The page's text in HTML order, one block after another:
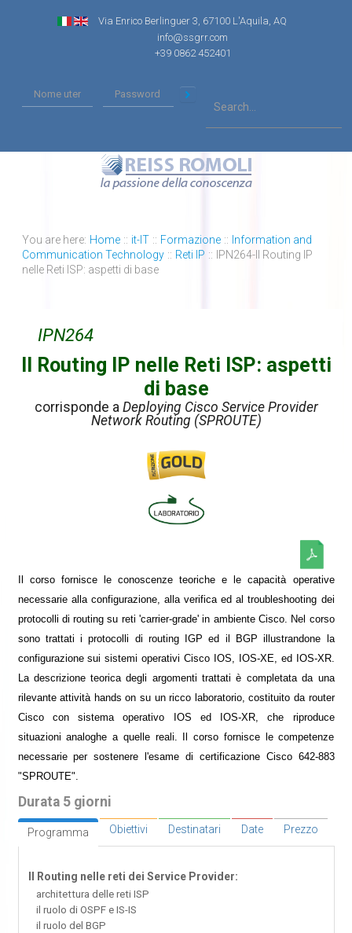
Via Enrico Berlinguer 3, 67100 L'Aquila, AQ
info@ssgrr.com
+39 0862 452401
You are here: Home :: it-IT :: Formazione :: Information and
Communication Technology :: Reti IP ::
IPN264-Il Routing IP
nelle Reti ISP: aspetti di base
IPN264
Il Routing IP nelle Reti ISP: aspetti
di base
corrisponde a Deploying Cisco Service Provider
Network Routing (SPROUTE)
Il corso fornisce le conoscenze teoriche e le capacità operative
necessarie alla configurazione, alla verifica ed al troubleshooting dei
protocolli di routing su reti 'carrier-grade' in ambiente Cisco. Nel corso
sono trattati i protocolli di routing IGP ed il BGP illustrandone la
configurazione sui sistemi operativi Cisco IOS, IOS-XE, ed IOS-XR.
La descrizione teorica degli argomenti trattati è completata da una
rilevante attività hands on su un ricco laboratorio, costituito da router
Cisco con sistema operativo IOS ed IOS-XR, che riproduce
situazioni analoghe a quelle reali. Il corso fornisce le competenze
necessarie per sostenere l'esame di certificazione Cisco 642-883
"SPROUTE".
Durata 5 giorni
Programma Obiettivi Destinatari Date Prezzo
Il Routing nelle reti dei Service Provider:
architettura delle reti ISP
il ruolo di OSPF e IS-IS
il ruolo del BGP